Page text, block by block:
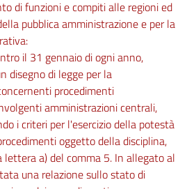
di funzioni e compiti alle regioni ed
pubblica amministrazione e per la
il 31 gennaio di ogni anno,
disegno di legge per la
procedimenti
amministrazioni centrali,
i criteri per l'esercizio della potestà
oggetto della disciplina,
a) del comma 5. In allegato al
una relazione sullo stato di